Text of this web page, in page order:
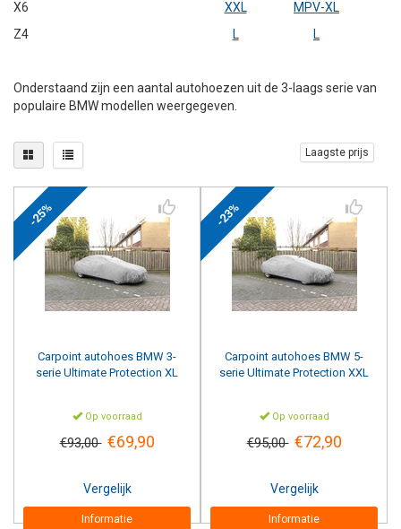
X6
XXL
MPV-XL
Z4
L L
Onderstaand zijn een aantal autohoezen uit de 3-laags serie van
populaire BMW modellen weergegeven.
Laagste prijs
-25%
Carpoint autohoes BMW 3-
serie Ultimate Protection XL
Op voorraad
€93,00 €69,90
Vergelijk
Informatie
-23%
Carpoint autohoes BMW 5-
serie Ultimate Protection XXL
Op voorraad
€95,00 €72,90
Vergelijk
Informatie